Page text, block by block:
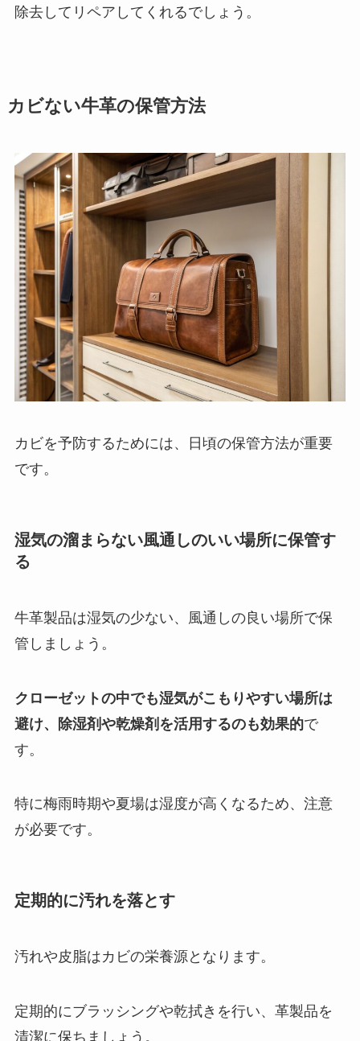
除去してリペアしてくれるでしょう。
カビない牛革の保管方法
カビを予防するためには、日頃の保管方法が重要
です。
湿気の溜まらない風通しのいい場所に保管す
る
牛革製品は湿気の少ない、風通しの良い場所で保
管しましょう。
クローゼットの中でも湿気がこもりやすい場所は
避け、除湿剤や乾燥剤を活用するのも効果的で
す。
特に梅雨時期や夏場は湿度が高くなるため、注意
が必要です。
定期的に汚れを落とす
汚れや皮脂はカビの栄養源となります。
定期的にブラッシングや乾拭きを行い、革製品を
清潔に保ちましょう。